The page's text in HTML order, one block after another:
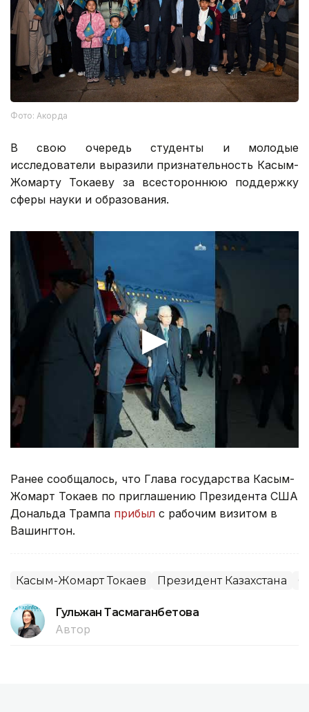
Фото: Акорда
В свою очередь студенты и молодые
исследователи выразили признательность Касым-
Жомарту Токаеву за всестороннюю поддержку
сферы науки и образования.
Ранее сообщалось, что Глава государства Касым-
Жомарт Токаев по приглашению Президента США
Дональда Трампа прибыл с рабочим визитом в
Вашингтон.
Касым-Жомарт Токаев Президент Казахстана
Гульжан Тасмаганбетова
Автор